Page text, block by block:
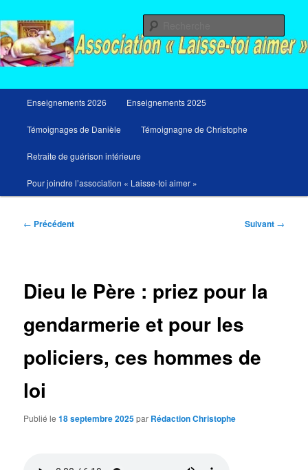
au
contenu
principal
principal
Enseignements 2026 Enseignements 2025
Témoignages de Danièle Témoignagne de Christophe
Retraite de guérison intérieure
Pour joindre l’association « Laisse-toi aimer »
Navigation
← Précédent Suivant →
Dieu le Père : priez pour la
gendarmerie et pour les
policiers, ces hommes de
loi
Publié le18 septembre 2025par Rédaction Christophe